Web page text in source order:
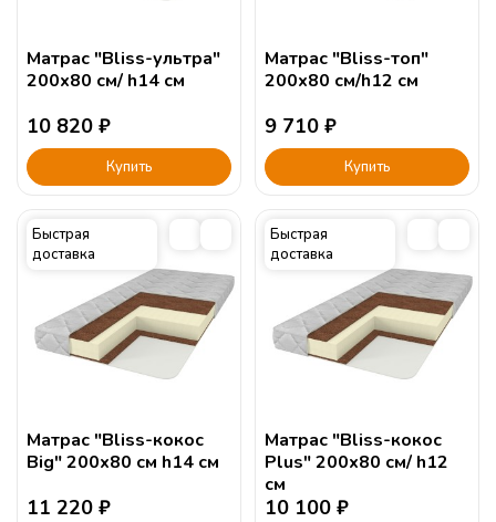
Подъем:
Матрас "Bliss-ультра"
200х80 см/ h14 см
10 820 ₽
Купить
Матрас "Bliss-топ"
200х80 см/h12 см
9 710 ₽
Купить
Быстрая
доставка
Матрас "Bliss-кокос
Big" 200х80 см h14 см
11 220 ₽
Быстрая
доставка
Матрас "Bliss-кокос
Plus" 200х80 см/ h12
см
10 100 ₽